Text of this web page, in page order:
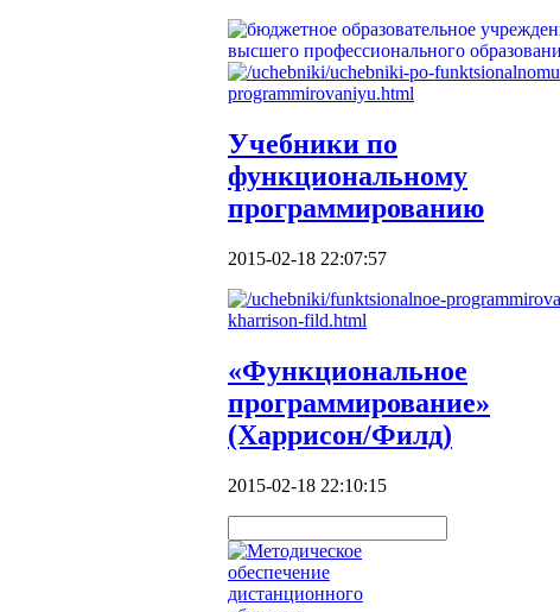
Учебники по
функциональному
программированию
2015-02-18 22:07:57
«Функциональное
программирование»
(Харрисон/Филд)
2015-02-18 22:10:15